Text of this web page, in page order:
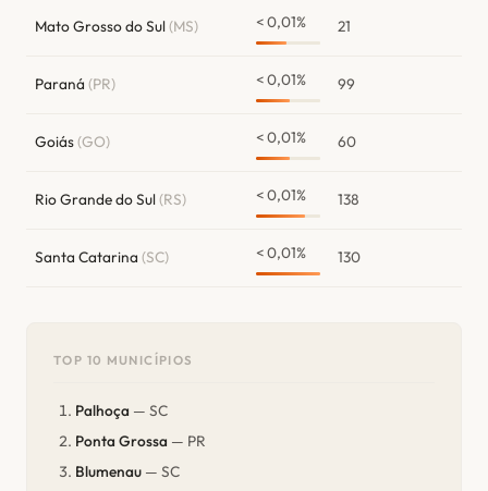
Mato Grosso do Sul(MS) < 0,01% 21
Paraná (PR) < 0,01% 99
Goiás(GO) < 0,01% 60
Rio Grande do Sul(RS) < 0,01% 138
Santa Catarina (SC) < 0,01% 130
TOP 10 MUNICÍPIOS
Palhoça — SC
Ponta Grossa — PR
Blumenau — SC